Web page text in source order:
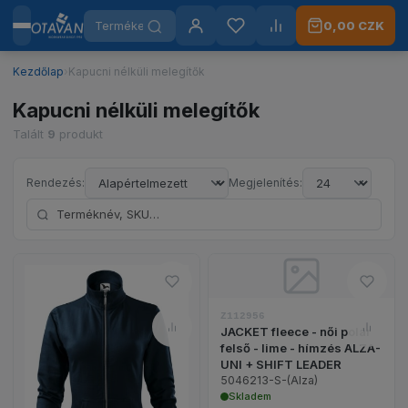
Menü
Otavan Workwear — vissza a főoldalra
Termékek keresése
Bejelentkezés
KedvencekÖsszehasonlítás
0,00 CZK
Kezdőlap Kapucni nélküli melegítők
Kapucni nélküli melegítők
Talált 9 produkt
Rendezés: Megjelenítés:
Keresés név vagy SKU szerint
Hozzáadás a
Összehasonlítás – VIVA 409
VIVA 409 női pulóver - tengerészkék termék
JACKET fleece
Z112956
JACKET fleece - női polár
felső - lime - hímzés ALZA-
UNI + SHIFT LEADER
5046213-S-(Alza)
Skladem